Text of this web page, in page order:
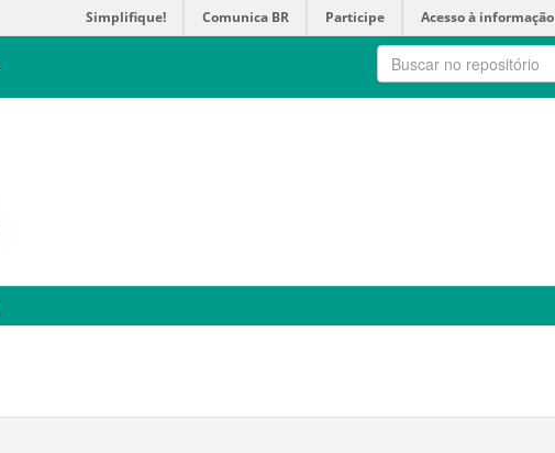
Simplifique! Comunica BR Participe Acesso à informação